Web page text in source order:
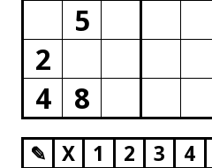
5
2
4
8
✎ X 1 2 3 4